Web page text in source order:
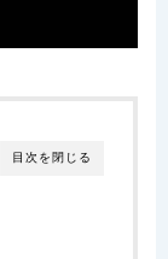
目次を閉じる